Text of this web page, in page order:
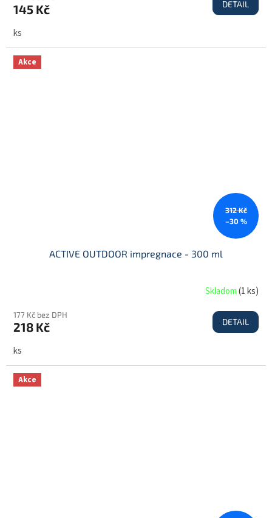
145 Kč DETAIL
ks
Akce
312 Kč
–30 %
ACTIVE OUTDOOR impregnace - 300 ml
Skladom(1 ks)
177 Kč bez DPH
218 Kč DETAIL
ks
Akce